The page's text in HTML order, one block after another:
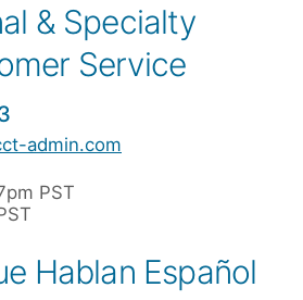
& Specialty
Service
admin.com
PST
Hablan Español